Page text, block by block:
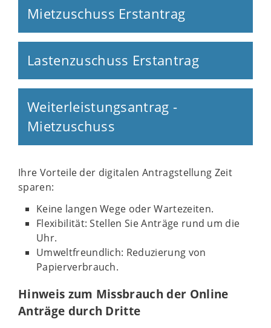
Mietzuschuss Erstantrag
© DALL·E
Lastenzuschuss Erstantrag
© DALL·E
Weiterleistungsantrag -
Mietzuschuss
Ihre Vorteile der digitalen Antragstellung Zeit
sparen:
Keine langen Wege oder Wartezeiten.
Flexibilität: Stellen Sie Anträge rund um die
Uhr.
Umweltfreundlich: Reduzierung von
Papierverbrauch.
Hinweis zum Missbrauch der Online
Anträge durch Dritte